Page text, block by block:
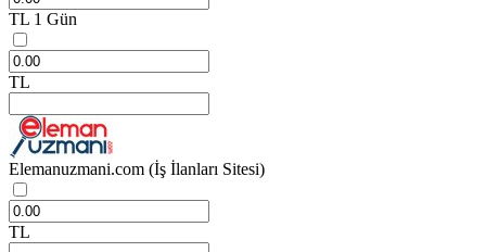
TL 1 Gün
TL
Elemanuzmani.com (İş İlanları Sitesi)
TL